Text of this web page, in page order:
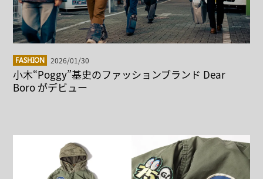
FASHION 2026/01/30
小木“Poggy”基史のファッションブランド Dear
Boro がデビュー